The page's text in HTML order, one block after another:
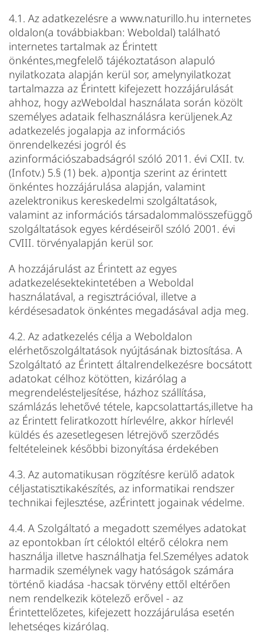
4.1. Az adatkezelésre a www.naturillo.hu internetes
oldalon(a továbbiakban: Weboldal) található
internetes tartalmak az Érintett
önkéntes,megfelelő tájékoztatáson alapuló
nyilatkozata alapján kerül sor, amelynyilatkozat
tartalmazza az Érintett kifejezett hozzájárulását
ahhoz, hogy azWeboldal használata során közölt
személyes adataik felhasználásra kerüljenek.Az
adatkezelés jogalapja az információs
önrendelkezési jogról és
azinformációszabadságról szóló 2011. évi CXII. tv.
(Infotv.) 5.§ (1) bek. a)pontja szerint az érintett
önkéntes hozzájárulása alapján, valamint
azelektronikus kereskedelmi szolgáltatások,
valamint az információs társadalommalösszefüggő
szolgáltatások egyes kérdéseiről szóló 2001. évi
CVIII. törvényalapján kerül sor.
A hozzájárulást az Érintett az egyes
adatkezelésektekintetében a Weboldal
használatával, a regisztrációval, illetve a
kérdésesadatok önkéntes megadásával adja meg.
4.2. Az adatkezelés célja a Weboldalon
elérhetőszolgáltatások nyújtásának biztosítása. A
Szolgáltató az Érintett általrendelkezésre bocsátott
adatokat célhoz kötötten, kizárólag a
megrendelésteljesítése, házhoz szállítása,
számlázás lehetővé tétele, kapcsolattartás,illetve ha
az Érintett feliratkozott hírlevélre, akkor hírlevél
küldés és azesetlegesen létrejövő szerződés
feltételeinek későbbi bizonyítása érdekében
4.3. Az automatikusan rögzítésre kerülő adatok
céljastatisztikakészítés, az informatikai rendszer
technikai fejlesztése, azÉrintett jogainak védelme.
4.4. A Szolgáltató a megadott személyes adatokat
az epontokban írt céloktól eltérő célokra nem
használja illetve használhatja fel.Személyes adatok
harmadik személynek vagy hatóságok számára
történő kiadása -hacsak törvény ettől eltérően
nem rendelkezik kötelező erővel - az
Érintettelőzetes, kifejezett hozzájárulása esetén
lehetséges kizárólag.